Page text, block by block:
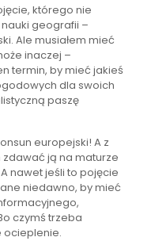
którego nie
geografii –
Ale musiałem mieć
inaczej –
termin, by mieć jakieś
dla swoich
paszę
europejski! A z
zdawać ją na maturze
nawet jeśli to pojęcie
niedawno, by mieć
czymś trzeba
ocieplenie.